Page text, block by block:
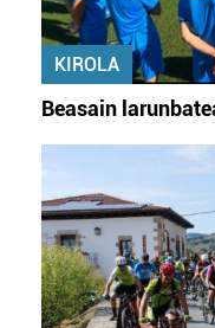
KIROLA
Beasain